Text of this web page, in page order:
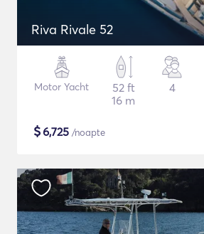
Riva Rivale 52
Motor Yacht
52 ft
16 m
4
$6,725 /noapte